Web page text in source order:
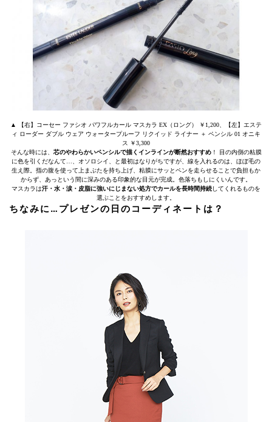
▲ 【右】コーセー ファシオ パワフルカール マスカラ EX（ロング） ￥1,200、【左】エステ
ィ ローダー ダブル ウェア ウォータープルーフ リクイッド ライナー ＋ ペンシル 01 オニキ
ス ￥3,300
そんな時には、 芯のやわらかいペンシルで描くインラインが断然おすすめ！ 目の内側の粘膜
に色を引くだなんて…、オソロシイ、と最初はなりがちですが、線を入れるのは、ほぼ毛の
生え際。指の腹を使って上まぶたを持ち上げ、粘膜にサッとペンを走らせることで負担もか
からず、あっという間に深みのある印象的な目元が完成。色落ちもしにくいんです。
マスカラは汗・水・涙・皮脂に強いにじまない処方でカールを長時間持続してくれるものを
選ぶことをおすすめします。
ちなみに…プレゼンの日のコーディネートは？